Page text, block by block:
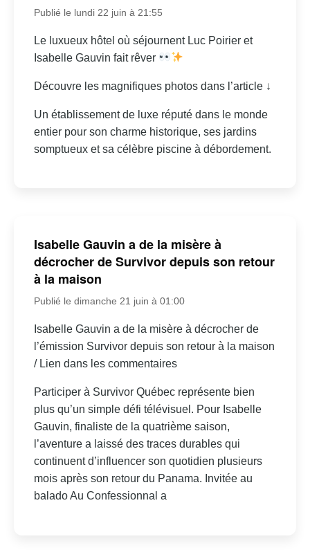
Publié le lundi 22 juin à 21:55
Le luxueux hôtel où séjournent Luc Poirier et
Isabelle Gauvin fait rêver
Découvre les magnifiques photos dans l’article ↓
Un établissement de luxe réputé dans le monde
entier pour son charme historique, ses jardins
somptueux et sa célèbre piscine à débordement.
Isabelle Gauvin a de la misère à
décrocher de Survivor depuis son retour
à la maison
Publié le dimanche 21 juin à 01:00
Isabelle Gauvin a de la misère à décrocher de
l’émission Survivor depuis son retour à la maison
/ Lien dans les commentaires
Participer à Survivor Québec représente bien
plus qu’un simple défi télévisuel. Pour Isabelle
Gauvin, finaliste de la quatrième saison,
l’aventure a laissé des traces durables qui
continuent d’influencer son quotidien plusieurs
mois après son retour du Panama. Invitée au
balado Au Confessionnal a